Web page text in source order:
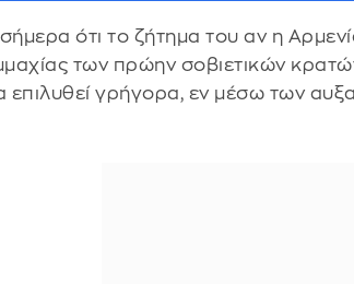
ότι το ζήτημα του αν η
των πρώην σοβιετικών
επιλυθεί γρήγορα, εν μέσω των